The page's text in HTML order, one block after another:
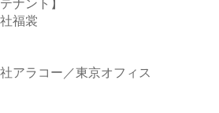
ナント】
福裳
アラコー／東京オフィス